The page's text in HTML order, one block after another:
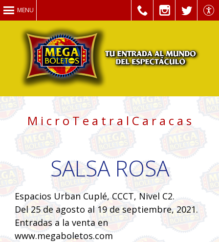
MENU
M i c r o T e a t r a l C a r a c a s
SALSA ROSA
Espacios Urban Cuplé, CCCT, Nivel C2.
Del 25 de agosto al 19 de septiembre, 2021.
Entradas a la venta en
www.megaboletos.com